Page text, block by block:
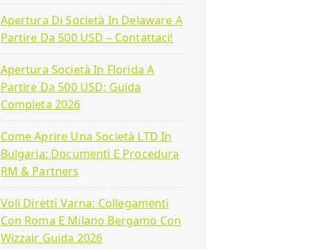
Apertura Di Società In Delaware A
Partire Da 500 USD – Contattaci!
Apertura Società In Florida A
Partire Da 500 USD: Guida
Completa 2026
Come Aprire Una Società LTD In
Bulgaria: Documenti E Procedura
RM & Partners
Voli Diretti Varna: Collegamenti
Con Roma E Milano Bergamo Con
Wizzair Guida 2026